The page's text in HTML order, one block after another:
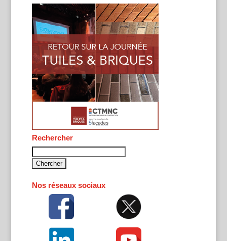
Rechercher
Nos réseaux sociaux